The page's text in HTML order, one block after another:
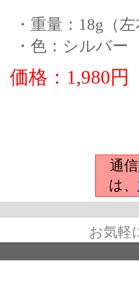
・重量：18g（左
・色：シルバー
価格：1,980
通
は、
お気軽